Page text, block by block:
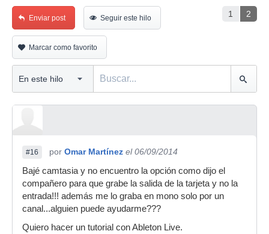
1 2
Enviar post Seguir este hilo
Marcar como favorito
#16 por Omar Martínez el 06/09/2014
Bajé camtasia y no encuentro la opción como dijo el
compañero para que grabe la salida de la tarjeta y no la
entrada!!! además me lo graba en mono solo por un
canal...alguien puede ayudarme???
Quiero hacer un tutorial con Ableton Live.